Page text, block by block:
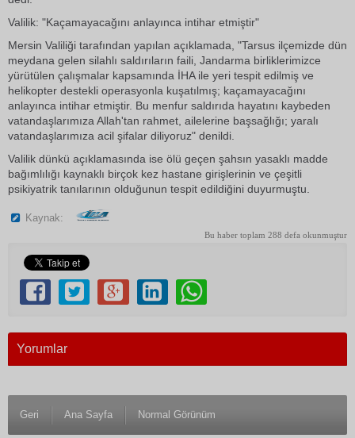
Valilik: "Kaçamayacağını anlayınca intihar etmiştir"
Mersin Valiliği tarafından yapılan açıklamada, "Tarsus ilçemizde dün
meydana gelen silahlı saldırıların faili, Jandarma birliklerimizce
yürütülen çalışmalar kapsamında İHA ile yeri tespit edilmiş ve
helikopter destekli operasyonla kuşatılmış; kaçamayacağını
anlayınca intihar etmiştir. Bu menfur saldırıda hayatını kaybeden
vatandaşlarımıza Allah'tan rahmet, ailelerine başsağlığı; yaralı
vatandaşlarımıza acil şifalar diliyoruz" denildi.
Valilik dünkü açıklamasında ise ölü geçen şahsın yasaklı madde
bağımlılığı kaynaklı birçok kez hastane girişlerinin ve çeşitli
psikiyatrik tanılarının olduğunun tespit edildiğini duyurmuştu.
Kaynak:
Bu haber toplam 288 defa okunmuştur
Yorumlar
Geri Ana Sayfa Normal Görünüm